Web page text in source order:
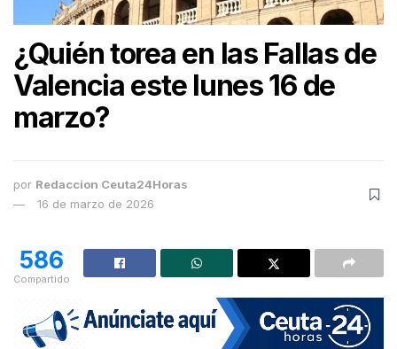
¿Quién torea en las Fallas de
Valencia este lunes 16 de
marzo?
por Redaccion Ceuta24Horas
16 de marzo de 2026
586
Compartido